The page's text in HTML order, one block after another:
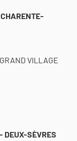
VILLAGE
SÈVRES